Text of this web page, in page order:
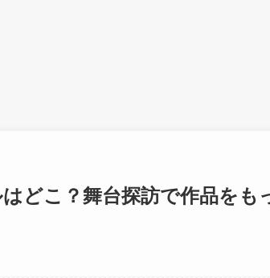
どこ？舞台探訪で作品をも